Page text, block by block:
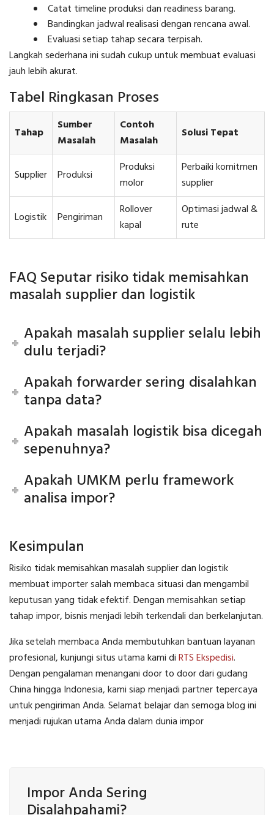
Catat timeline produksi dan readiness barang.
Bandingkan jadwal realisasi dengan rencana awal.
Evaluasi setiap tahap secara terpisah.
Langkah sederhana ini sudah cukup untuk membuat evaluasi
jauh lebih akurat.
Tabel Ringkasan Proses
Tahap
Sumber
Masalah
Contoh
Masalah
Solusi Tepat
Supplier Produksi
Produksi
molor
Perbaiki komitmen
supplier
Logistik Pengiriman
Rollover
kapal
Optimasi jadwal &
rute
FAQ Seputar risiko tidak memisahkan
masalah supplier dan logistik
Apakah masalah supplier selalu lebih
dulu terjadi?
Apakah forwarder sering disalahkan
tanpa data?
Apakah masalah logistik bisa dicegah
sepenuhnya?
Apakah UMKM perlu framework
analisa impor?
Kesimpulan
Risiko tidak memisahkan masalah supplier dan logistik
membuat importer salah membaca situasi dan mengambil
keputusan yang tidak efektif. Dengan memisahkan setiap
tahap impor, bisnis menjadi lebih terkendali dan berkelanjutan.
Jika setelah membaca Anda membutuhkan bantuan layanan
profesional, kunjungi situs utama kami diRTS Ekspedisi.
Dengan pengalaman menangani door to door dari gudang
China hingga Indonesia, kami siap menjadi partner tepercaya
untuk pengiriman Anda. Selamat belajar dan semoga blog ini
menjadi rujukan utama Anda dalam dunia impor
Impor Anda Sering